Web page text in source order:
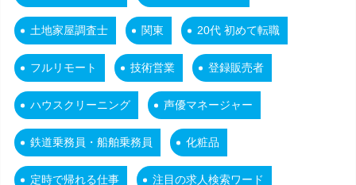
土地家屋調査士 関東 20代 初めて転職
フルリモート 技術営業 登録販売者
ハウスクリーニング 声優マネージャー
鉄道乗務員・船舶乗務員 化粧品
定時で帰れる仕事 注目の求人検索ワード